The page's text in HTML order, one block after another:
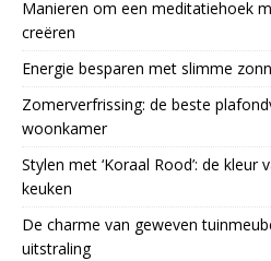
Manieren om een meditatiehoek
creëren
Energie besparen met slimme
Zomerverfrissing: de beste
woonkamer
Stylen met ‘Koraal Rood’: de
keuken
De charme van geweven
uitstraling